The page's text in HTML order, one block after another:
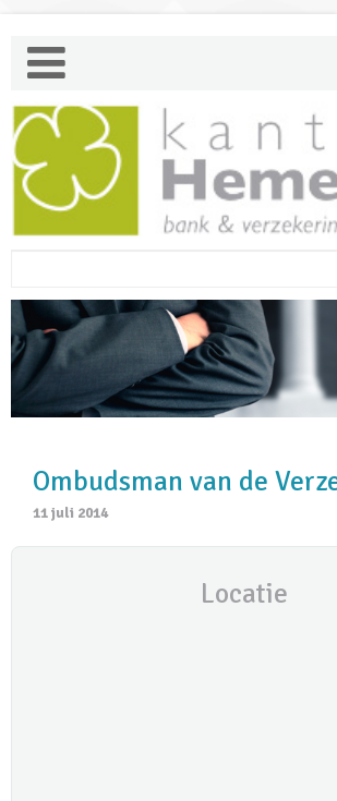
Ombudsman van de
11 juli 2014
Locatie